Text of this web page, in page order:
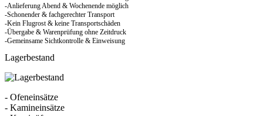
-Anlieferung Abend & Wochenende möglich
-Schonender & fachgerechter Transport
-Kein Flugrost & keine Transportschäden
-Übergabe & Warenprüfung ohne Zeitdruck
-Gemeinsame Sichtkontrolle & Einweisung
Lagerbestand
- Ofeneinsätze
- Kamineinsätze